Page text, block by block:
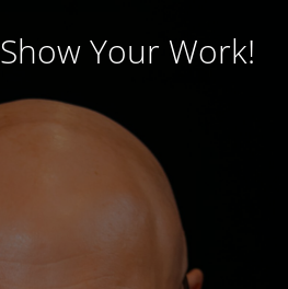
Show Your Work!